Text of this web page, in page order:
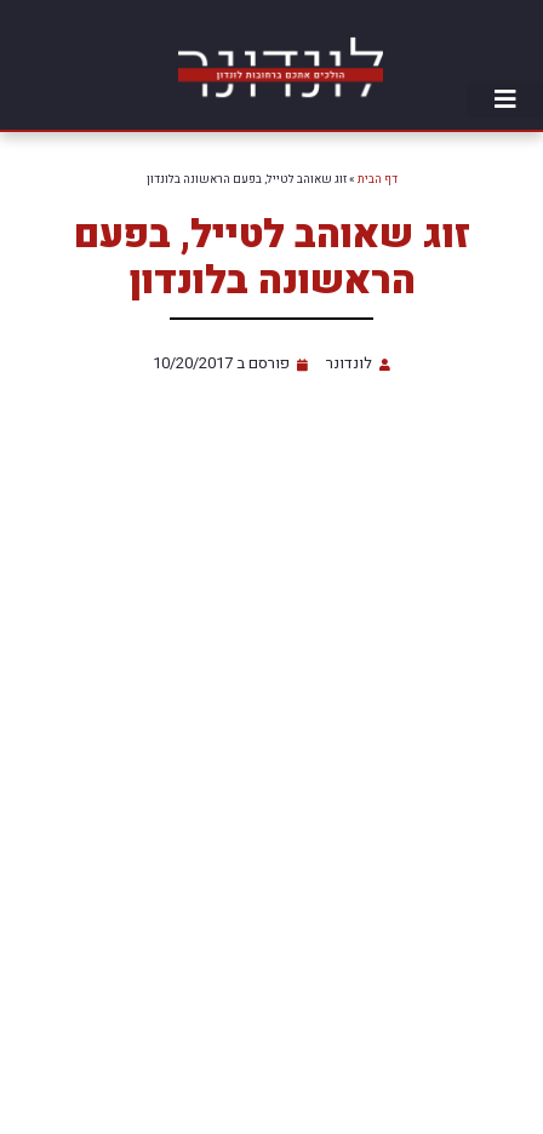
דף הבית »זוג שאוהב לטייל, בפעם הראשונה בלונדון
זוג שאוהב לטייל, בפעם
הראשונה בלונדון
לונדונר פורסם ב10/20/2017